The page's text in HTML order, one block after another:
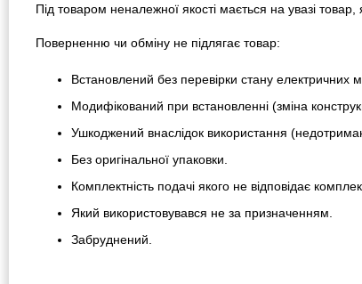
Під товаром неналежної якості мається на увазі
Поверненню чи обміну не підлягає товар:
Встановлений без перевірки стану
Модифікований при встановленні (зміна
Ушкоджений внаслідок використання
Без оригінальної упаковки.
Комплектність подачі якого не відповідає
Який використовувався не за призначенням.
Забруднений.